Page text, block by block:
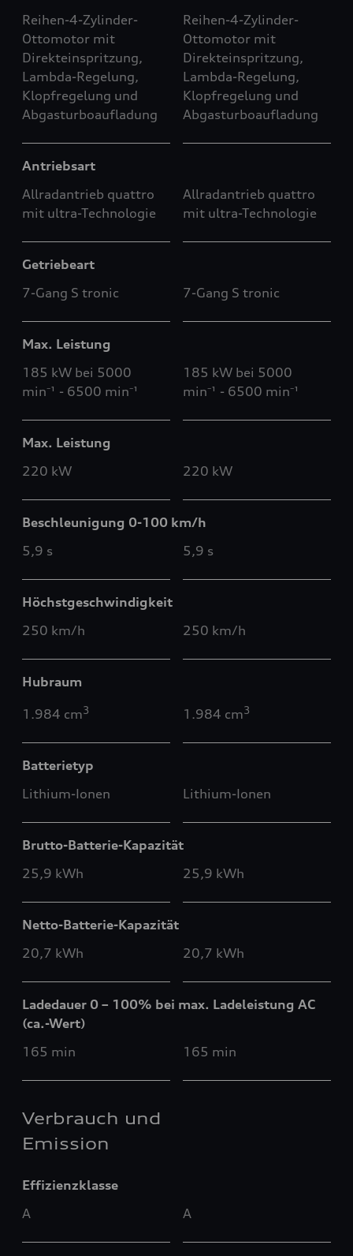
Reihen-4-Zylinder-
Ottomotor mit
Direkteinspritzung,
Lambda-Regelung,
Klopfregelung und
Abgasturboaufladung
Reihen-4-Zylinder-
Ottomotor mit
Direkteinspritzung,
Lambda-Regelung,
Klopfregelung und
Abgasturboaufladung
Antriebsart
Allradantrieb quattro
mit ultra-Technologie
Allradantrieb quattro
mit ultra-Technologie
Getriebeart
7-Gang S tronic
7-Gang S tronic
Max. Leistung
185 kW bei 5000
min⁻¹ - 6500 min⁻¹
185 kW bei 5000
min⁻¹ - 6500 min⁻¹
Max. Leistung
220 kW
220 kW
Beschleunigung 0-100 km/h
5,9 s
5,9 s
Höchstgeschwindigkeit
250 km/h
250 km/h
Hubraum
1.984 cm3 1.984 cm3
Batterietyp
Lithium-Ionen
Lithium-Ionen
Brutto-Batterie-Kapazität
25,9 kWh
25,9 kWh
Netto-Batterie-Kapazität
20,7 kWh
20,7 kWh
Ladedauer 0 – 100% bei max. Ladeleistung AC
(ca.-Wert)
165 min
165 min
Verbrauch und
Emission
Effizienzklasse
A
A